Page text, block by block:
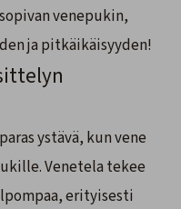
venepukin,
ja pitkäikäisyyden!
ystävä, kun vene
Venetela tekee
erityisesti